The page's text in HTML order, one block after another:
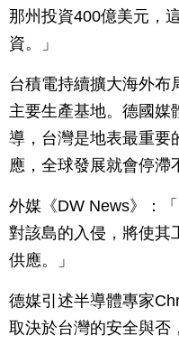
那州投資400億美元，
資。」
台積電持續擴大海外布
主要生產基地。德國媒
導，台灣是地表最重要
應，全球發展就會停滯
外媒《DW News》：
對該島的入侵，將使其
供應。」
德媒引述半導體專家
取決於台灣的安全與否